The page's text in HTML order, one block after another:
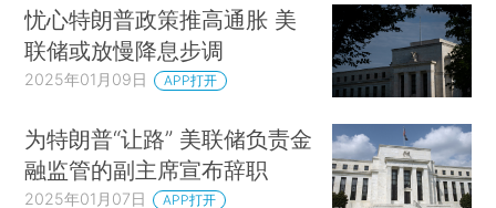
忧心特朗普政策推高通胀 美
联储或放慢降息步调
2025年01月09日 APP打开
为特朗普“让路” 美联储负责金
融监管的副主席宣布辞职
2025年01月07日 APP打开